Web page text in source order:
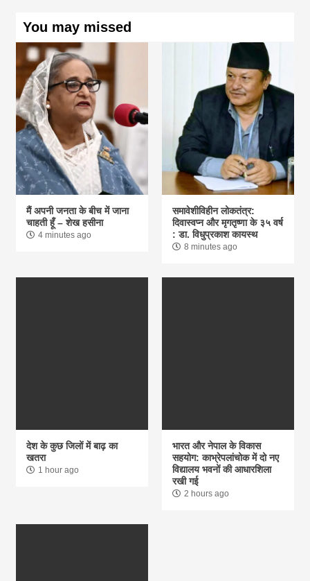
You may missed
मैं अपनी जनता के बीच में जाना
चाहती हूँ – शेख हसीना
4 minutes ago
समावेशीविहीन लोकतंत्र:
दिवास्वप्न और मृगतृष्णा के ३५ वर्ष
: डा. विधुप्रकाश कायस्थ
8 minutes ago
देश के कुछ जिलों में बाढ़ का
खतरा
1 hour ago
भारत और नेपाल के विकास
सहयोग: काभ्रेपलांचोक में दो नए
विद्यालय भवनों की आधारशिला
रखी गई
2 hours ago